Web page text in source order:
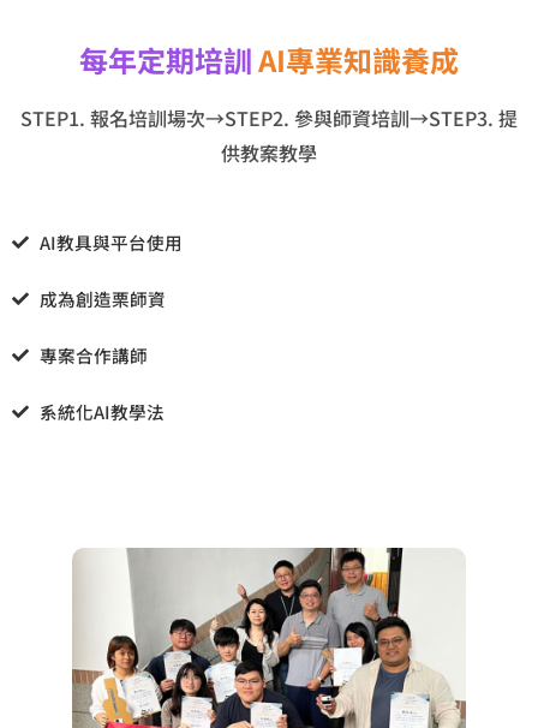
每年定期培訓AI專業知識養成
STEP1. 報名培訓場次→STEP2. 參與師資培訓→STEP3. 提
供教案教學
AI教具與平台使用
成為創造栗師資
專案合作講師
系統化AI教學法